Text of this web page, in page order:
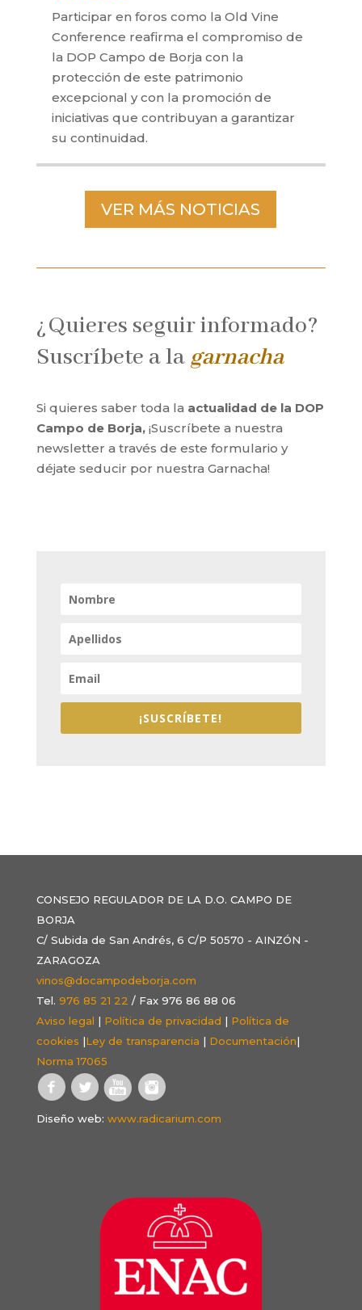
Participar en foros como la Old Vine
Conference reafirma el compromiso de
la DOP Campo de Borja con la
protección de este patrimonio
excepcional y con la promoción de
iniciativas que contribuyan a garantizar
su continuidad.
VER MÁS NOTICIAS
¿Quieres seguir informado?
Suscríbete a la garnacha
Si quieres saber toda la actualidad de la DOP
Campo de Borja,¡Suscríbete a nuestra
newsletter a través de este formulario y
déjate seducir por nuestra Garnacha!
¡SUSCRÍBETE!
CONSEJO REGULADOR DE LA D.O. CAMPO DE
BORJA
C/ Subida de San Andrés, 6 C/P 50570 - AINZÓN -
ZARAGOZA
vinos@docampodeborja.com
Tel. 976 85 21 22 / Fax 976 86 88 06
Aviso legal | Política de privacidad | Política de
cookies |Ley de transparencia | Documentación|
Norma 17065
Diseño web: www.radicarium.com